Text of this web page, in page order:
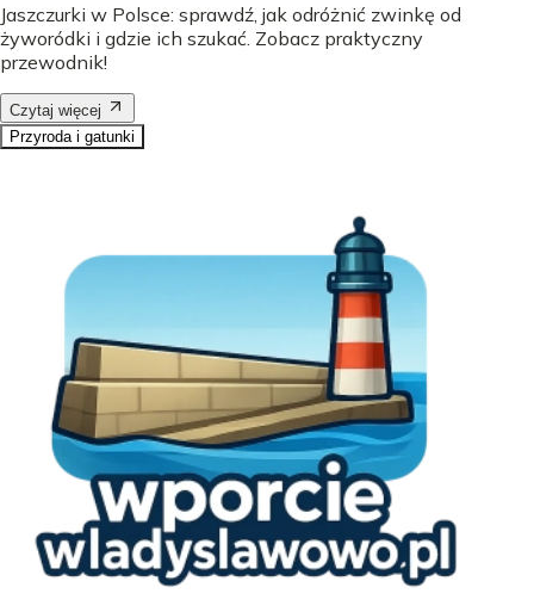
Jaszczurki w Polsce: sprawdź, jak odróżnić zwinkę od
żyworódki i gdzie ich szukać. Zobacz praktyczny
przewodnik!
Czytaj więcej
Przyroda i gatunki